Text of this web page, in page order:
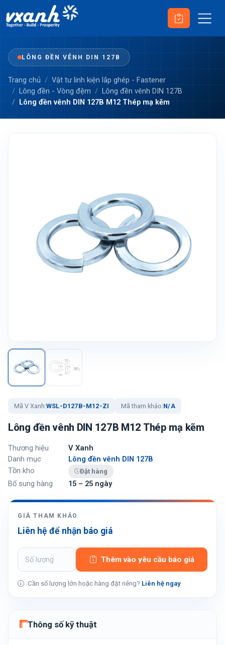
LÔNG ĐỀN VÊNH DIN 127B
Trang chủ
Vật tư linh kiện lắp ghép - Fastener
Lông đền - Vòng đệm
Lông đền vênh DIN 127B
Lông đền vênh DIN 127B M12 Thép mạ kẽm
Mã V Xanh:WSL-D127B-M12-ZI Mã tham khảo:N/A
Lông đền vênh DIN 127B M12 Thép mạ kẽm
Thương hiệu
V Xanh
Danh mục
Lông đền vênh DIN 127B
Tồn kho
Đặt hàng
Bổ sung hàng 15 – 25 ngày
GIÁ THAM KHẢO
Liên hệ để nhận báo giá
Thêm vào yêu cầu báo giá
Cần số lượng lớn hoặc hàng đặt riêng? Liên hệ ngay
Thông số kỹ thuật